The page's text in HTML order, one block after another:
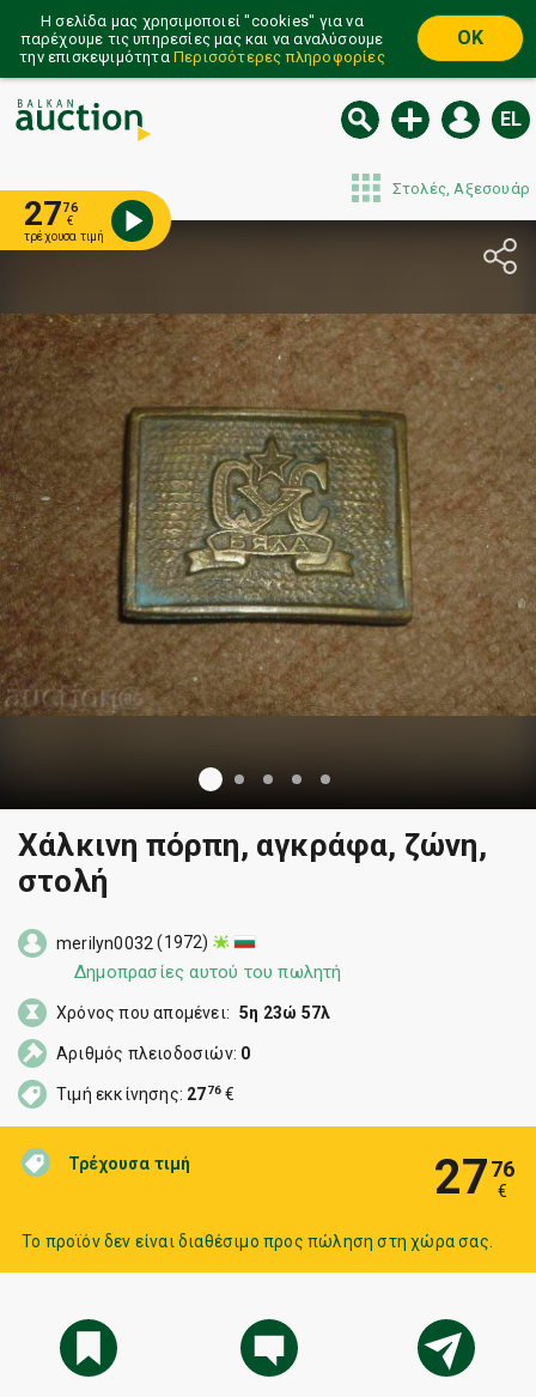
Η σελίδα μας χρησιμοποιεί ''cookies'' για να
παρέχουμε τις υπηρεσίες μας και να αναλύσουμε
την επισκεψιμότητα Περισσότερες πληροφορίες
OK
EL
Στολές, Αξεσουάρ
2776
€
τρέχουσα τιμή
Χάλκινη πόρπη, αγκράφα, ζώνη,
στολή
Τρέχουσα τιμή 2776
€
Το προϊόν δεν είναι διαθέσιμο προς πώληση στη χώρα σας.
merilyn0032 (1972)
Δημοπρασίες αυτού του πωλητή
Χρόνος που απομένει: 5η 23ώ 57λ
Αριθμός πλειοδοσιών: 0
Τιμή εκκίνησης: 2776 €